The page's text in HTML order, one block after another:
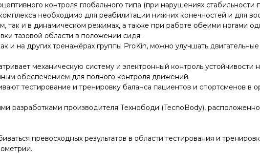
контроля глобального типа (при нарушениях
необходимо для реабилитации нижних конечностей и для
так и в динамическом режимах, а также при работе обеими ногами
тазовой области в положении сидя.
и на других тренажёрах группы ProKin, можно улучшать
механическую систему и электронный контроль устойчивости
обеспечением для полного контроля движений.
тестирование и тренировку баланса пациентов и спортсменов в
разработками производителя Технободи (TecnoBody),
превосходных результатов в области тестирования и